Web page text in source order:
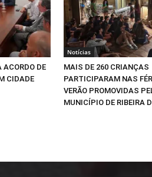
ACORDO DE
CIDADE
Notícias
MAIS DE 260 CRIANÇAS
PARTICIPARAM NAS
VERÃO PROMOVIDAS
MUNICÍPIO DE RIBEIRA